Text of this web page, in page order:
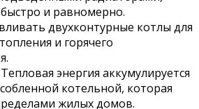
и равномерно.
двухконтурные котлы для
и горячего
энергия аккумулируется
котельной, которая
жилых домов.